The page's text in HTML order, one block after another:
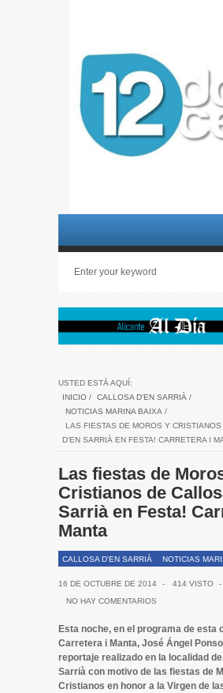
USTED ESTÁ AQUÍ:
INICIO / CALLOSA D'EN SARRIÀ /
NOTICIAS MARINA BAIXA /
LAS FIESTAS DE MOROS Y
D’EN SARRIÀ EN FESTA! CARRETERA I
Las fiestas de
Cristianos de
Sarrià en Festa!
Manta
CALLOSA D'EN SARRIÀ NOTICIAS
16 DE OCTUBRE DE 2014 - 414 VISTO
-
NO HAY COMENTARIOS
Esta noche, en el programa de esta
Carretera i Manta, José Ángel
reportaje realizado en la localidad de
Sarrià con motivo de las fiestas de
Cristianos en honor a la Virgen de